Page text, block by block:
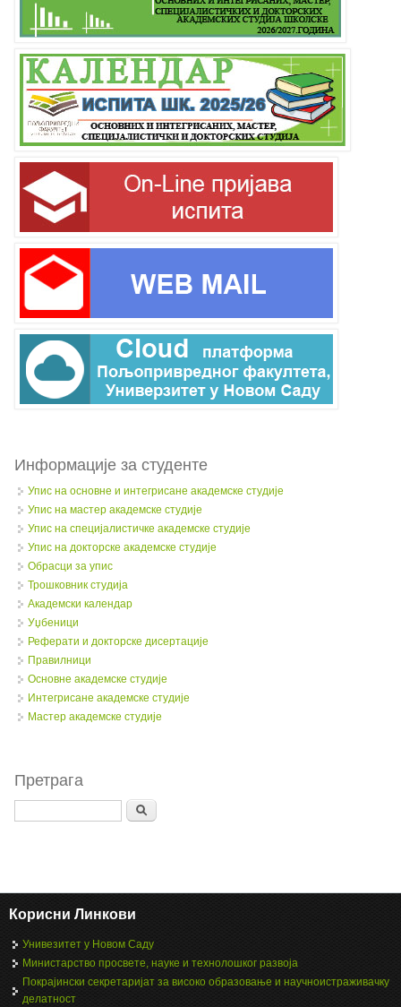
Информације за студенте
Упис на основне и интегрисане академске студије
Упис на мастер академске студије
Упис на специјалистичке академске студије
Упис на докторске академске студије
Обрасци за упис
Трошковник студија
Академски календар
Уџбеници
Реферати и докторске дисертације
Правилници
Oсновне академске студије
Интегрисане академске студије
Мастер академске студије
Претрага
Search
Корисни Линкови
Унивезитет у Новом Саду
Министарство просвете, науке и технолошког развоја
Покрајински секретаријат за високо образовање и научноистраживачку
делатност